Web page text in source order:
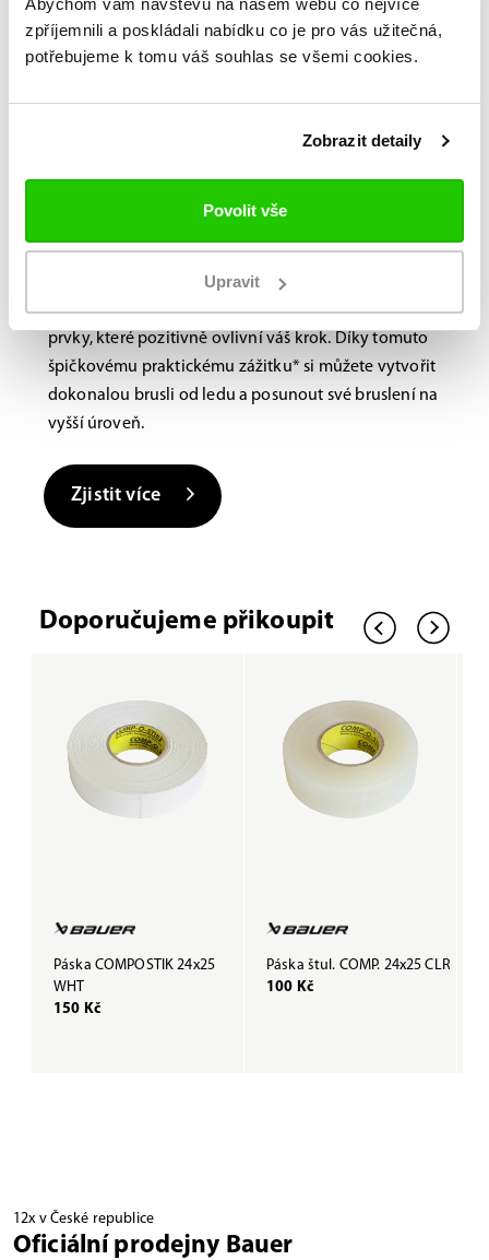
zpříjemnili a poskládali nabídku co je pro vás užitečná,
potřebujeme k tomu váš souhlas se všemi cookies.
Zobrazit detaily
Povolit vše
Upravit
Bauer FITLAB
Brusle na míru?
Navštivte nás na
prodejně.
výkon, využívá novou, nejmodernější technologii
skenování, která identifikuje jedinečné vlastnosti
vašich nohou a doporučuje různé výkonnostní
prvky, které pozitivně ovlivní váš krok. Díky tomuto
špičkovému praktickému zážitku* si můžete vytvořit
dokonalou brusli od ledu a posunout své bruslení na
vyšší úroveň.
Zjistit více
Doporučujeme přikoupit
Páska COMPOSTIK 24x25
WHT
150 Kč
Páska štul. COMP. 24x25 CLR
100 Kč
12x v České republice
Oficiální prodejny Bauer